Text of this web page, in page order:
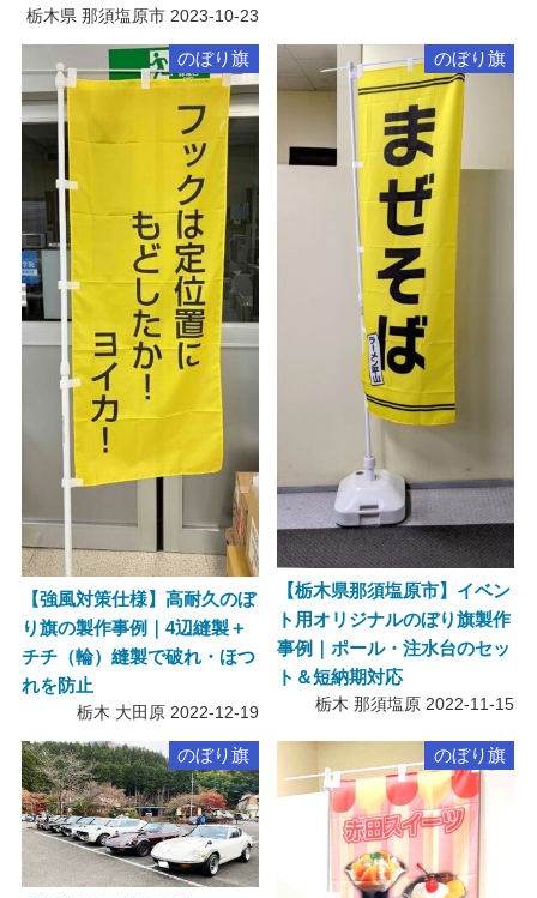
栃木県 那須塩原市 2023-10-23
のぼり旗
【強風対策仕様】高耐久のぼ
り旗の製作事例｜4辺縫製＋
チチ（輪）縫製で破れ・ほつ
れを防止
栃木 大田原 2022-12-19
のぼり旗
【栃木県那須塩原市】イベン
ト用オリジナルのぼり旗製作
事例｜ポール・注水台のセッ
ト＆短納期対応
栃木 那須塩原 2022-11-15
のぼり旗 のぼり旗